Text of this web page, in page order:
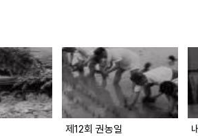
제12회 권농일